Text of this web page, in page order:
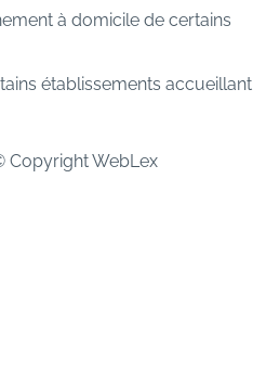
à domicile de certains
établissements accueillant
Copyright WebLex